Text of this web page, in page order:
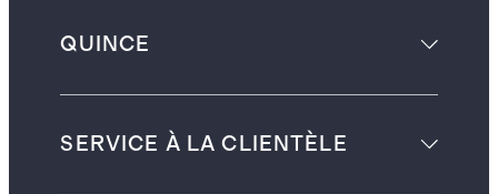
QUINCE
SERVICE À LA CLIENTÈLE